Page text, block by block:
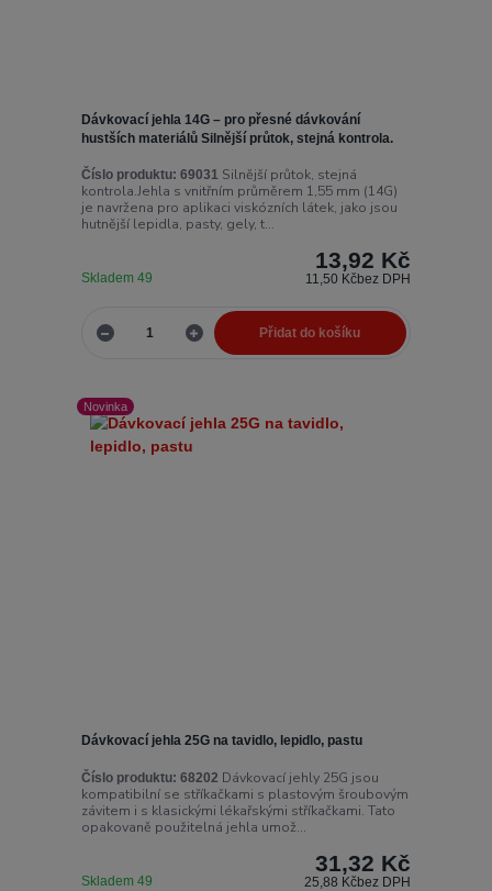
Dávkovací jehla 14G – pro přesné dávkování
hustších materiálů Silnější průtok, stejná kontrola.
Číslo produktu: 69031Silnější průtok, stejná
kontrola.Jehla s vnitřním průměrem 1,55 mm (14G)
je navržena pro aplikaci viskózních látek, jako jsou
hutnější lepidla, pasty, gely, t...
13,92 Kč
11,50 Kčbez DPH
Skladem 49
Přidat do košíku
Novinka
Dávkovací jehla 25G na tavidlo, lepidlo, pastu
Číslo produktu: 68202 Dávkovací jehly 25G jsou
kompatibilní se stříkačkami s plastovým šroubovým
závitem i s klasickými lékařskými stříkačkami. Tato
opakovaně použitelná jehla umož...
31,32 Kč
25,88 Kčbez DPH
Skladem 49